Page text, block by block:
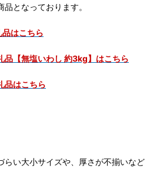
となっております。
はこちら
品【無塩いわし 約3kg】はこちら
品はこちら
らい大小サイズや、厚さが不揃いなど